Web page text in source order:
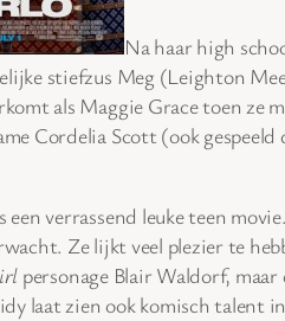
Na haar high
stiefzus Meg (Leighton
als Maggie Grace toen ze
Cordelia Scott (ook
een verrassend leuke teen
Ze lijkt veel plezier te
personage Blair Waldorf,
laat zien ook komisch talent